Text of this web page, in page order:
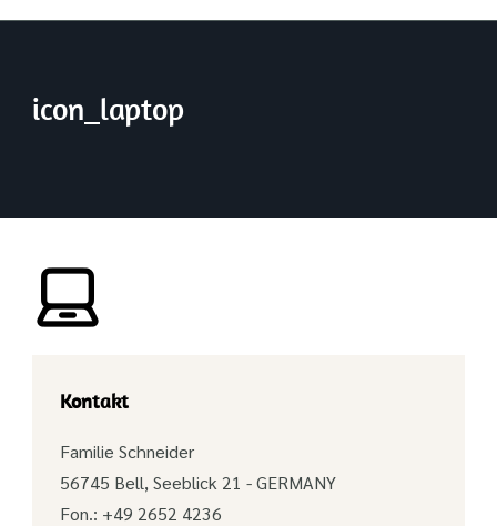
Fewo Vulkanpark
icon_laptop
Kontakt
Familie Schneider
56745 Bell, Seeblick 21 - GERMANY
Fon.: +49 2652 4236